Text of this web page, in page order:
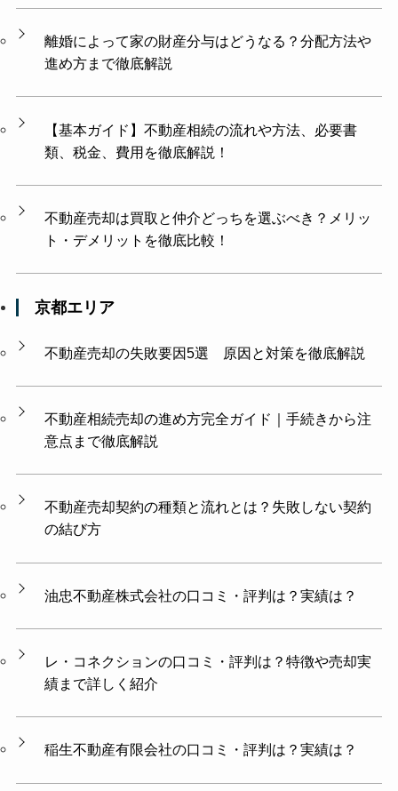
離婚によって家の財産分与はどうなる？分配方法や
進め方まで徹底解説
【基本ガイド】不動産相続の流れや方法、必要書
類、税金、費用を徹底解説！
不動産売却は買取と仲介どっちを選ぶべき？メリッ
ト・デメリットを徹底比較！
京都エリア
不動産売却の失敗要因5選 原因と対策を徹底解説
不動産相続売却の進め方完全ガイド｜手続きから注
意点まで徹底解説
不動産売却契約の種類と流れとは？失敗しない契約
の結び方
油忠不動産株式会社の口コミ・評判は？実績は？
レ・コネクションの口コミ・評判は？特徴や売却実
績まで詳しく紹介
稲生不動産有限会社の口コミ・評判は？実績は？